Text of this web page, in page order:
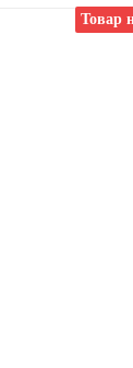
Товар